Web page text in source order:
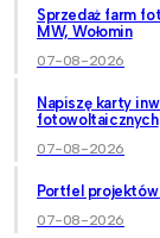
Sprzedaż farm
MW, Wołomin
07-08-2026
Napiszę karty
fotowoltaicznych
07-08-2026
Portfel
07-08-2026